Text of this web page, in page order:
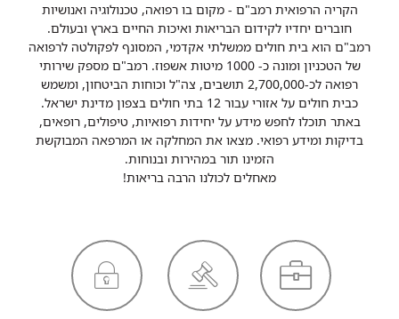
הקריה הרפואית רמב"ם - מקום בו רפואה, טכנולוגיה ואנושיות
חוברים יחדיו לקידום הבריאות ואיכות החיים בארץ ובעולם.
רמב"ם הוא בית חולים ממשלתי אקדמי, המסונף לפקולטה לרפואה
של הטכניון ומונה כ- 1000 מיטות אשפוז. רמב"ם מספק שירותי
רפואה לכ-2,700,000 תושבים, צה"ל וכוחות הביטחון, ומשמש
כבית חולים על אזורי עבור 12 בתי חולים בצפון מדינת ישראל.
באתר תוכלו לחפש מידע על יחידות רפואיות, טיפולים, רופאים,
בדיקות ומידע רפואי. מצאו את המחלקה או המרפאה המבוקשת
הזמינו תור במהירות ובנוחות.
מאחלים לכולנו הרבה בריאות!